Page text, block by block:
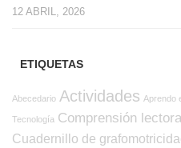
12 ABRIL, 2026
ETIQUETAS
Abecedario Actividades Aprendo
Tecnología Comprensión lectora
Cuadernillo de